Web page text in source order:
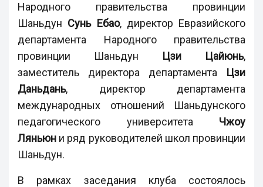
Народного правительства провинции
Шаньдун Сунь Ебао, директор Евразийского
департамента Народного правительства
провинции Шаньдун Цзи Цайюнь,
заместитель директора департамента Цзи
Даньдань, директор департамента
международных отношений Шаньдунского
педагогического университета Чжоу
Ляньюн и ряд руководителей школ провинции
Шаньдун.
В рамках заседания клуба состоялось